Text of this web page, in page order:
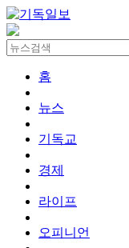
홈
뉴스
기독교
경제
라이프
오피니언